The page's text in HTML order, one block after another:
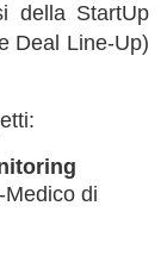
della StartUp
Deal Line-Up)
di